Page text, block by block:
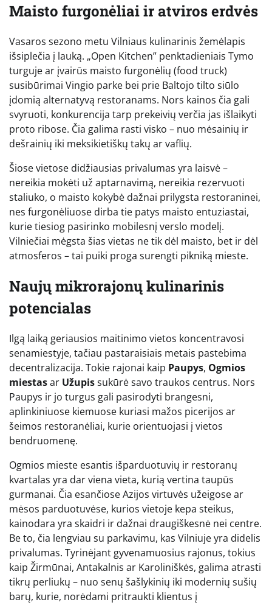
Maisto furgonėliai ir atviros erdvės
Vasaros sezono metu Vilniaus kulinarinis žemėlapis
išsiplečia į lauką. „Open Kitchen” penktadieniais Tymo
turguje ar įvairūs maisto furgonėlių (food truck)
susibūrimai Vingio parke bei prie Baltojo tilto siūlo
įdomią alternatyvą restoranams. Nors kainos čia gali
svyruoti, konkurencija tarp prekeivių verčia jas išlaikyti
proto ribose. Čia galima rasti visko – nuo mėsainių ir
dešrainių iki meksikietiškų takų ar vaflių.
Šiose vietose didžiausias privalumas yra laisvė –
nereikia mokėti už aptarnavimą, nereikia rezervuoti
staliuko, o maisto kokybė dažnai prilygsta restoraninei,
nes furgonėliuose dirba tie patys maisto entuziastai,
kurie tiesiog pasirinko mobilesnį verslo modelį.
Vilniečiai mėgsta šias vietas ne tik dėl maisto, bet ir dėl
atmosferos – tai puiki proga surengti pikniką mieste.
Naujų mikrorajonų kulinarinis
potencialas
Ilgą laiką geriausios maitinimo vietos koncentravosi
senamiestyje, tačiau pastaraisiais metais pastebima
decentralizacija. Tokie rajonai kaip Paupys, Ogmios
miestasar Užupissukūrė savo traukos centrus. Nors
Paupys ir jo turgus gali pasirodyti brangesni,
aplinkiniuose kiemuose kuriasi mažos picerijos ar
šeimos restoranėliai, kurie orientuojasi į vietos
bendruomenę.
Ogmios mieste esantis išparduotuvių ir restoranų
kvartalas yra dar viena vieta, kurią vertina taupūs
gurmanai. Čia esančiose Azijos virtuvės užeigose ar
mėsos parduotuvėse, kurios vietoje kepa steikus,
kainodara yra skaidri ir dažnai draugiškesnė nei centre.
Be to, čia lengviau su parkavimu, kas Vilniuje yra didelis
privalumas. Tyrinėjant gyvenamuosius rajonus, tokius
kaip Žirmūnai, Antakalnis ar Karoliniškės, galima atrasti
tikrų perliukų – nuo senų šašlykinių iki modernių sušių
barų, kurie, norėdami pritraukti klientus į